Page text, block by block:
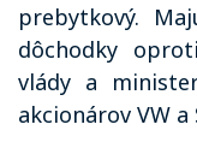
prebytkový.
dôchodky
vlády a
akcionárov VW